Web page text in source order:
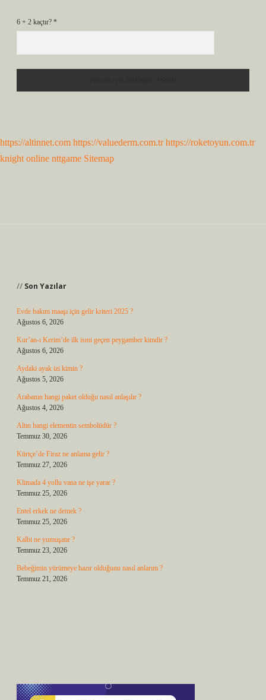
6 + 2 kaçtır? *
https://altinnet.com https://valuederm.com.tr https://roketoyun.com.tr
knight online nttgame Sitemap
Son Yazılar
Evde bakım maaşı için gelir kriteri 2025 ?
Ağustos 6, 2026
Kur’an-ı Kerim’de ilk ismi geçen peygamber kimdir ?
Ağustos 6, 2026
Aydaki ayak izi kimin ?
Ağustos 5, 2026
Arabanın hangi paket olduğu nasıl anlaşılır ?
Ağustos 4, 2026
Altın hangi elementin sembolüdür ?
Temmuz 30, 2026
Kürtçe’de Firaz ne anlama gelir ?
Temmuz 27, 2026
Klimada 4 yollu vana ne işe yarar ?
Temmuz 25, 2026
Entel erkek ne demek ?
Temmuz 25, 2026
Kalbi ne yumuşatır ?
Temmuz 23, 2026
Bebeğimin yürümeye hazır olduğunu nasıl anlarım ?
Temmuz 21, 2026